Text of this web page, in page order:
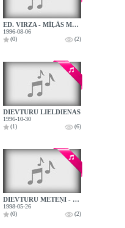
ED. VIRZA - MĪĻĀS MĀRAS PĀRNĀKŠANA ( FRAGMENTS )
1996-08-06
(0)
(2)
DIEVTURU LIELDIENAS
1996-10-30
(1)
(6)
DIEVTURU METEŅI - DOBELES RAJ. NAUDĪTES P.- SKOLA
1998-05-26
(0)
(2)